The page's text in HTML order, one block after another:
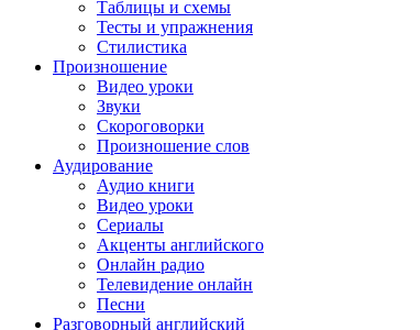
Таблицы и схемы
Тесты и упражнения
Стилистика
Произношение
Видео уроки
Звуки
Скороговорки
Произношение слов
Аудирование
Аудио книги
Видео уроки
Сериалы
Акценты английского
Онлайн радио
Телевидение онлайн
Песни
Разговорный английский